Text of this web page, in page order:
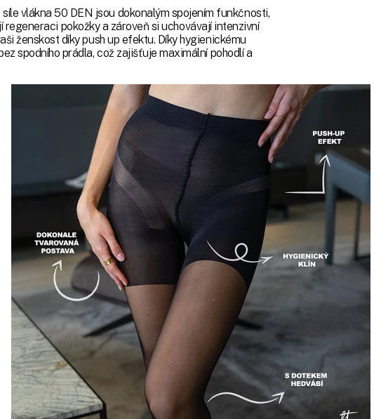
vlákna 50 DEN jsou dokonalým spojením funkčnosti,
pokožky a zároveň si uchovávají intenzivní
ženskost díky push up efektu. Díky hygienickému
spodního prádla, což zajišťuje maximální pohodlí a